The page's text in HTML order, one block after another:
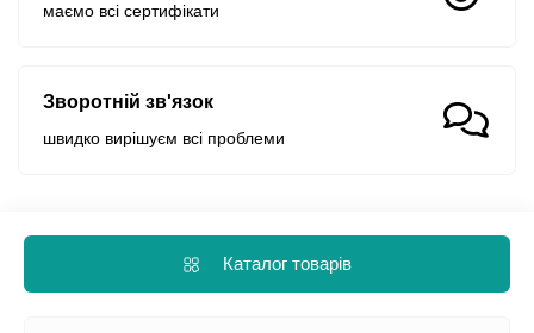
маємо всі сертифікати
Зворотній зв'язок
швидко вирішуєм всі проблеми
Каталог товарів